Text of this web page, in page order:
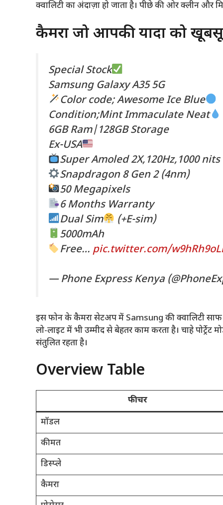
क्वालिटी का अंदाज़ा हो जाता है। पीछे की ओर क्लीन और
कैमरा जो आपकी यादों को
Special Stock
Samsung Galaxy A35 5G
Color code; Awesome Ice Blue
Condition;Mint Immaculate Neat
6GB Ram|128GB Storage
Ex-USA
Super Amoled 2X,120Hz,1000 nits
Snapdragon 8 Gen 2 (4nm)
50 Megapixels
6 Months Warranty
Dual Sim
(+E-sim)
5000mAh
Free… pic.twitter.com/
— Phone Express Kenya
इस फोन के कैमरा सेटअप में Samsung की क्वालिटी साफ
लो-लाइट में भी उम्मीद से बेहतर काम करता है। चाहे
संतुलित रहता है।
Overview Table
फीचर
मॉडल
कीमत
डिस्प्ले
कैमरा